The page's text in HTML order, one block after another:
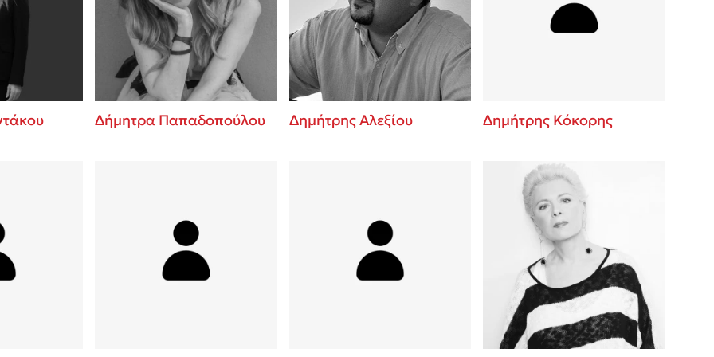
Εύκολη συνταγή για chicken BBQ pizza
από τον Άκη Πετρετζίκη!
3 βιβλία που μπορείς να διαβάσεις σε
μια μέρα!
Διακοπές με τα παιδιά: Η ανάγκη μας για
παύση σε μετωπική σύγκρουση με τη
Δήμητρα Παπαδοπούλου Δημήτρης Αλεξίου Δημήτρης Κόκορης